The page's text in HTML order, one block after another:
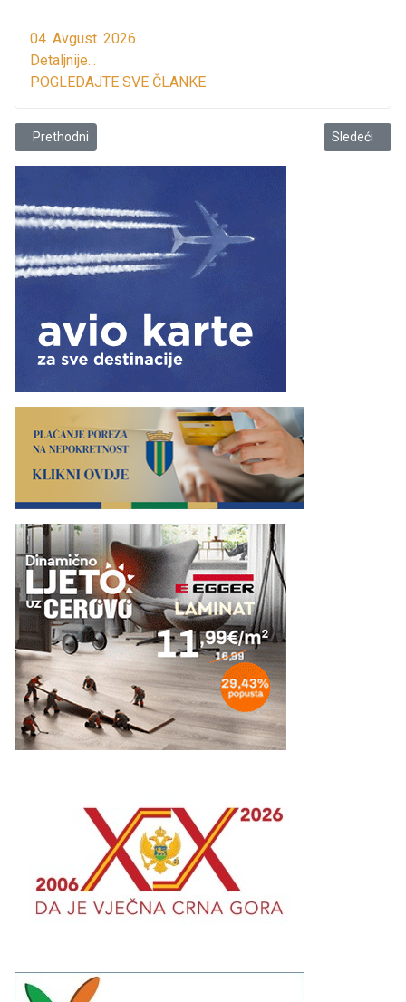
04. Avgust. 2026.
Detaljnije...
POGLEDAJTE SVE ČLANKE
Prethodni članak: TO Bar na sajmu turizma u Moskvi
Prethodni Sledeći
Sledeći